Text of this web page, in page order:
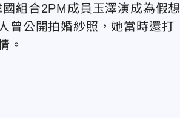
組合2PM成員玉澤演成為假想
曾公開拍婚紗照，她當時還打
。